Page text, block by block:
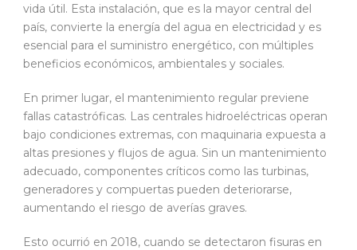
vida útil. Esta instalación, que es la mayor central del
país, convierte la energía del agua en electricidad y es
esencial para el suministro energético, con múltiples
beneficios económicos, ambientales y sociales.
En primer lugar, el mantenimiento regular previene
fallas catastróficas. Las centrales hidroeléctricas operan
bajo condiciones extremas, con maquinaria expuesta a
altas presiones y flujos de agua. Sin un mantenimiento
adecuado, componentes críticos como las turbinas,
generadores y compuertas pueden deteriorarse,
aumentando el riesgo de averías graves.
Esto ocurrió en 2018, cuando se detectaron fisuras en